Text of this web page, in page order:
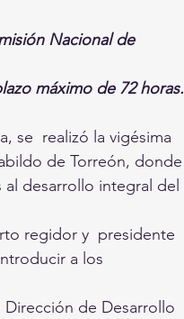
Nacional de
máximo de 72 horas.
se  realizó la vigésima
de Torreón, donde
desarrollo integral del
regidor y  presidente
a los
de Desarrollo